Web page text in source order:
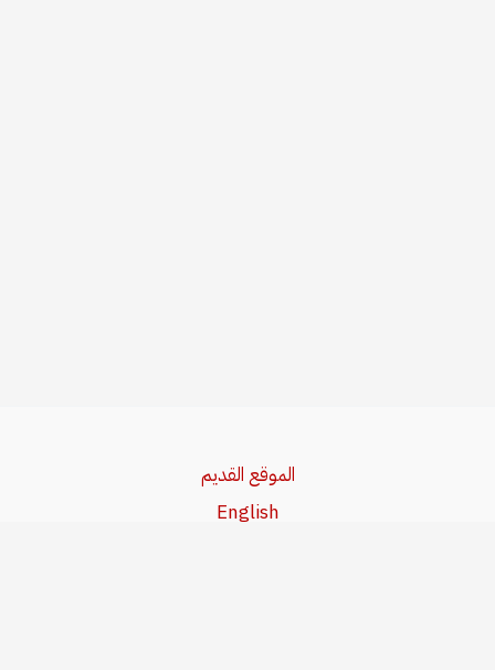
الموقع القديم
English